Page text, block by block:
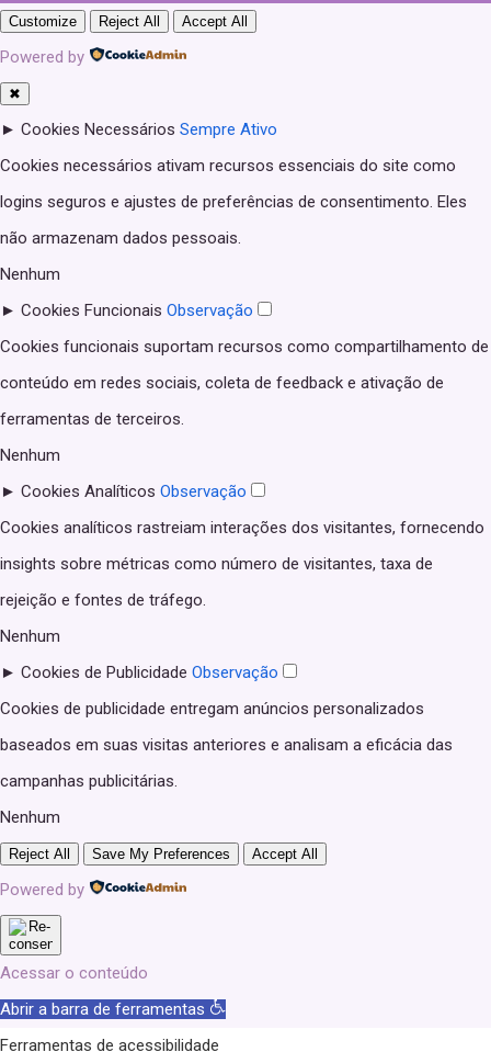
Customize Reject All Accept All
Powered by
✖
► Cookies Necessários Sempre Ativo
Cookies necessários ativam recursos essenciais do site como
logins seguros e ajustes de preferências de consentimento. Eles
não armazenam dados pessoais.
Nenhum
► Cookies Funcionais Observação
Cookies funcionais suportam recursos como compartilhamento de
conteúdo em redes sociais, coleta de feedback e ativação de
ferramentas de terceiros.
Nenhum
► Cookies Analíticos Observação
Cookies analíticos rastreiam interações dos visitantes, fornecendo
insights sobre métricas como número de visitantes, taxa de
rejeição e fontes de tráfego.
Nenhum
► Cookies de Publicidade Observação
Cookies de publicidade entregam anúncios personalizados
baseados em suas visitas anteriores e analisam a eficácia das
campanhas publicitárias.
Nenhum
Reject All Save My Preferences Accept All
Powered by
Acessar o conteúdo
Abrir a barra de ferramentas
Ferramentas de acessibilidade